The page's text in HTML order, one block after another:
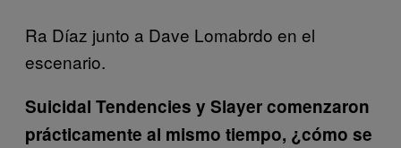
Ra Díaz junto a Dave Lomabrdo en el
escenario.
Suicidal Tendencies y Slayer comenzaron
prácticamente al mismo tiempo, ¿cómo se